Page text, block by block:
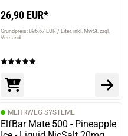
26,90 EUR*
Grundpreis: 896,67 EUR / Liter inkl. MwSt. zzgl.
Versand
MEHRWEG SYSTEME
ElfBar Mate 500 - Pineapple